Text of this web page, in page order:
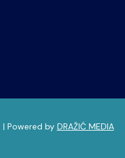
Powered by DRAŽIĆ MEDIA